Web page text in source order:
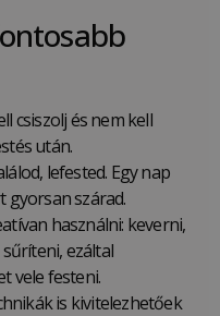
csiszolj és nem kell
után.
lefested. Egy nap
gyorsan szárad.
használni: keverni,
ezáltal
vele festeni.
is kivitelezhetőek